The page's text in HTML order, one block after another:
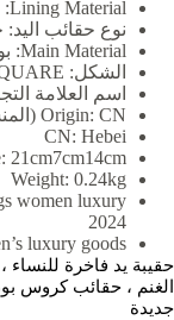
Lining Material:
نوع حقائب اليد:
Main Material:
الشكل:
اسم العلامة
Origin: CN (المنشأ)
CN: Hebei
21cm7cm14cm
Weight: 0.24kg
women luxury
2024
luxury goods
حقيبة يد فاخرة
الغنم ، حقائب كروس
جديدة